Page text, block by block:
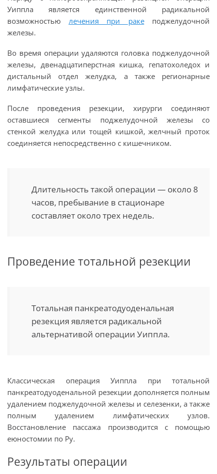
Уиппла является единственной радикальной
возможностью лечения при ракеподжелудочной
железы.
Во время операции удаляются головка поджелудочной
железы, двенадцатиперстная кишка, гепатохоледох и
дистальный отдел желудка, а также регионарные
лимфатические узлы.
После проведения резекции, хирурги соединяют
оставшиеся сегменты поджелудочной железы со
стенкой желудка или тощей кишкой, желчный проток
соединяется непосредственно с кишечником.
Длительность такой операции — около 8
часов, пребывание в стационаре
составляет около трех недель.
Проведение тотальной резекции
Тотальная панкреатодуоденальная
резекция является радикальной
альтернативой операции Уиппла.
Классическая операция Уиппла при тотальной
панкреатодуоденальной резекции дополняется полным
удалением поджелудочной железы и селезенки, а также
полным удалением лимфатических узлов.
Восстановление пассажа производится с помощью
еюностомии по Ру.
Результаты операции